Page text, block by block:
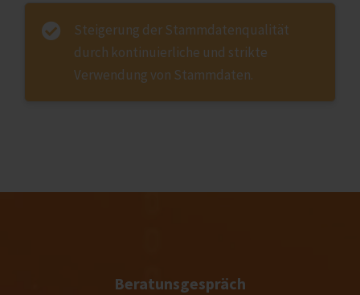
Steigerung der Stammdatenqualität
durch kontinuierliche und strikte
Verwendung von Stammdaten.
Beratunsgespräch